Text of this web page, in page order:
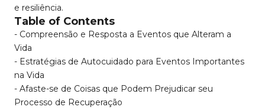
e resiliência.
Table of Contents
- Compreensão e Resposta a Eventos que Alteram a
Vida
- Estratégias de Autocuidado para Eventos Importantes
na Vida
- Afaste-se de Coisas que Podem Prejudicar seu
Processo de Recuperação